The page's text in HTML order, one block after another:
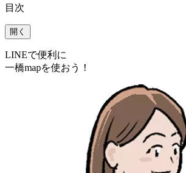
目次
開く
LINEで便利に
一橋mapを使おう！